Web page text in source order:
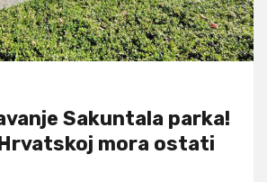
Sakuntala parka!
mora ostati